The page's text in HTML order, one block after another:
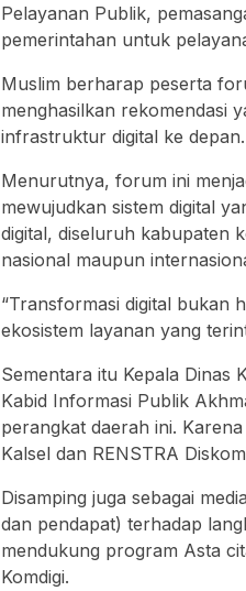
Pelayanan Publik,
pemerintahan untuk
Muslim berharap peserta
menghasilkan rekomendasi
infrastruktur digital ke depan.
Menurutnya, forum ini
mewujudkan sistem digital
digital, diseluruh kabupaten
nasional maupun
“Transformasi digital bukan
ekosistem layanan yang
Sementara itu Kepala Dinas
Kabid Informasi Publik
perangkat daerah ini.
Kalsel dan RENSTRA
Disamping juga sebagai
dan pendapat) terhadap
mendukung program Asta
Komdigi.